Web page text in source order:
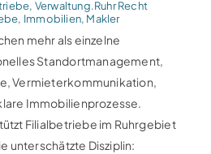
, Verwaltung.Ruhr Recht
, Immobilien, Makler
mehr als einzelne
Standortmanagement,
Vermieterkommunikation,
Immobilienprozesse.
Filialbetriebe im Ruhrgebiet
unterschätzte Disziplin: